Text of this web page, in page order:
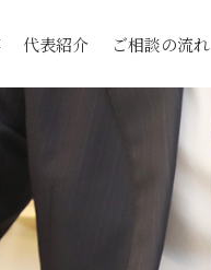
代表紹介 ご相談の流れ